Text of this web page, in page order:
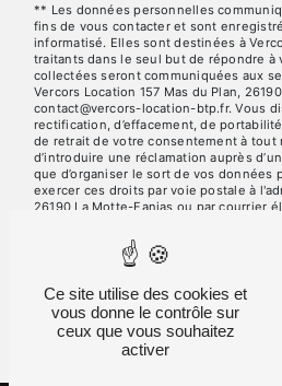
** Les données personnelles
fins de vous contacter et sont
informatisé. Elles sont destinées à
traitants dans le seul but de répondre à
collectées seront communiquées aux
Vercors Location 157 Mas du Plan,
contact@vercors-location-btp.fr. Vous
rectification, d’effacement, de
de retrait de votre consentement à tout
d’introduire une réclamation auprès
que d’organiser le sort de vos données
exercer ces droits par voie postale à
26190 La Motte-Fanjas ou par courrier
contact@vercors-location-btp.fr. Un
être demandé. Nous conservons vos
prise de contact puis pendant la durée
fins probatoires et de gestion des
vous inscrire sur la liste d'opposition
disponible à cette adresse:
pour plus d’informations sur vos droits.
Ce site utilise des cookies et
vous donne le contrôle sur
ceux que vous souhaitez
activer